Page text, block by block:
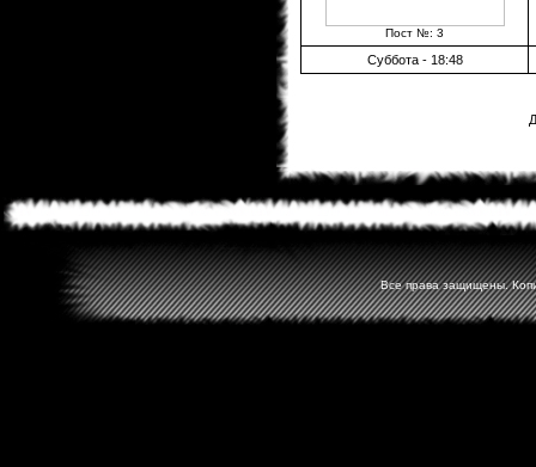
Пост №: 3
Суббота - 18:48
Все права защищены.